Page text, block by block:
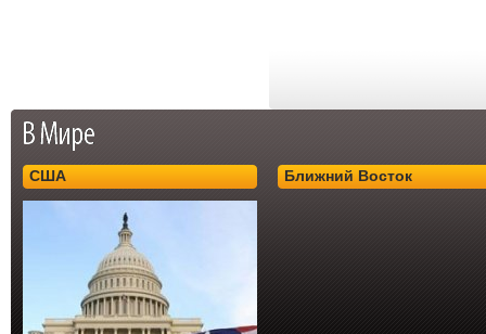
США Ближний Восток